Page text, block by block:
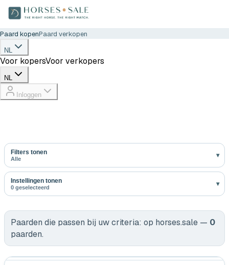
Paard kopenPaard verkopen
NL
Voor kopersVoor verkopers
NL
Inloggen
Filters tonen
Alle
Instellingen tonen
0 geselecteerd
Paarden die passen bij uw criteria: op horses.sale — 0
paarden.